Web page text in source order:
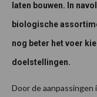
laten bouwen. In
biologische
nog beter het voer
doelstellingen.
Door de aanpassingen